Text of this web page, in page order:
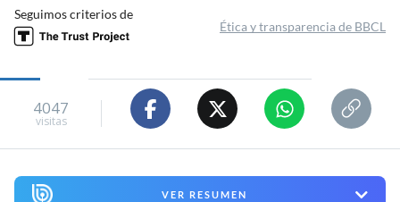
Seguimos criterios de
Ética y transparencia de BBCL
4047
visitas
VER RESUMEN